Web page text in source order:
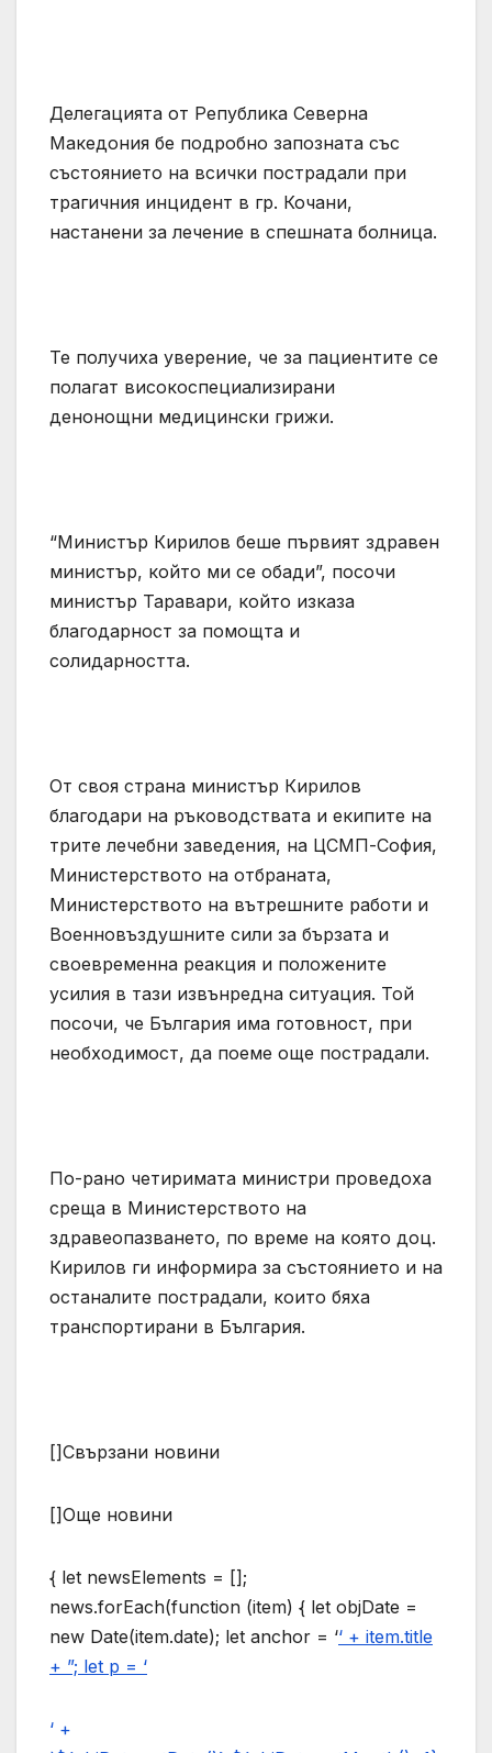
Делегацията от Република Северна
Македония бе подробно запозната със
състоянието на всички пострадали при
трагичния инцидент в гр. Кочани,
настанени за лечение в спешната болница.
Те получиха уверение, че за пациентите се
полагат високоспециализирани
денонощни медицински грижи.
“Министър Кирилов беше първият здравен
министър, който ми се обади”, посочи
министър Таравари, който изказа
благодарност за помощта и
солидарността.
От своя страна министър Кирилов
благодари на ръководствата и екипите на
трите лечебни заведения, на ЦСМП-София,
Министерството на отбраната,
Министерството на вътрешните работи и
Военновъздушните сили за бързата и
своевременна реакция и положените
усилия в тази извънредна ситуация. Той
посочи, че България има готовност, при
необходимост, да поеме още пострадали.
По-рано четиримата министри проведоха
среща в Министерството на
здравеопазването, по време на която доц.
Кирилов ги информира за състоянието и на
останалите пострадали, които бяха
транспортирани в България.
[]Свързани новини
[]Още новини
{ let newsElements = [];
news.forEach(function (item) { let objDate =
new Date(item.date); let anchor = ‘‘ + item.title
+ ”; let p = ‘
‘ +